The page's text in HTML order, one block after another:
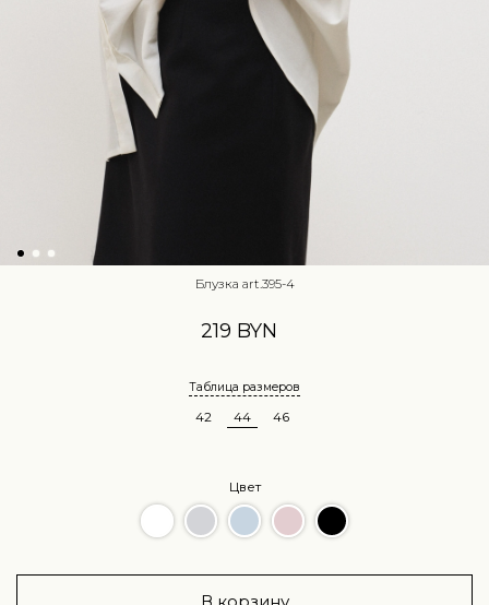
Блузка art.395-4
219 BYN
Таблица размеров
42 44 46
Цвет